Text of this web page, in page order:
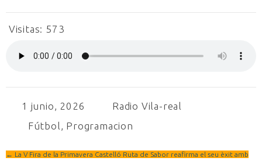
Visitas: 573
1 junio, 2026
Radio Vila-real
Fútbol
Programacion
← La V Fira de la Primavera Castelló Ruta de Sabor reafirma el seu èxit amb